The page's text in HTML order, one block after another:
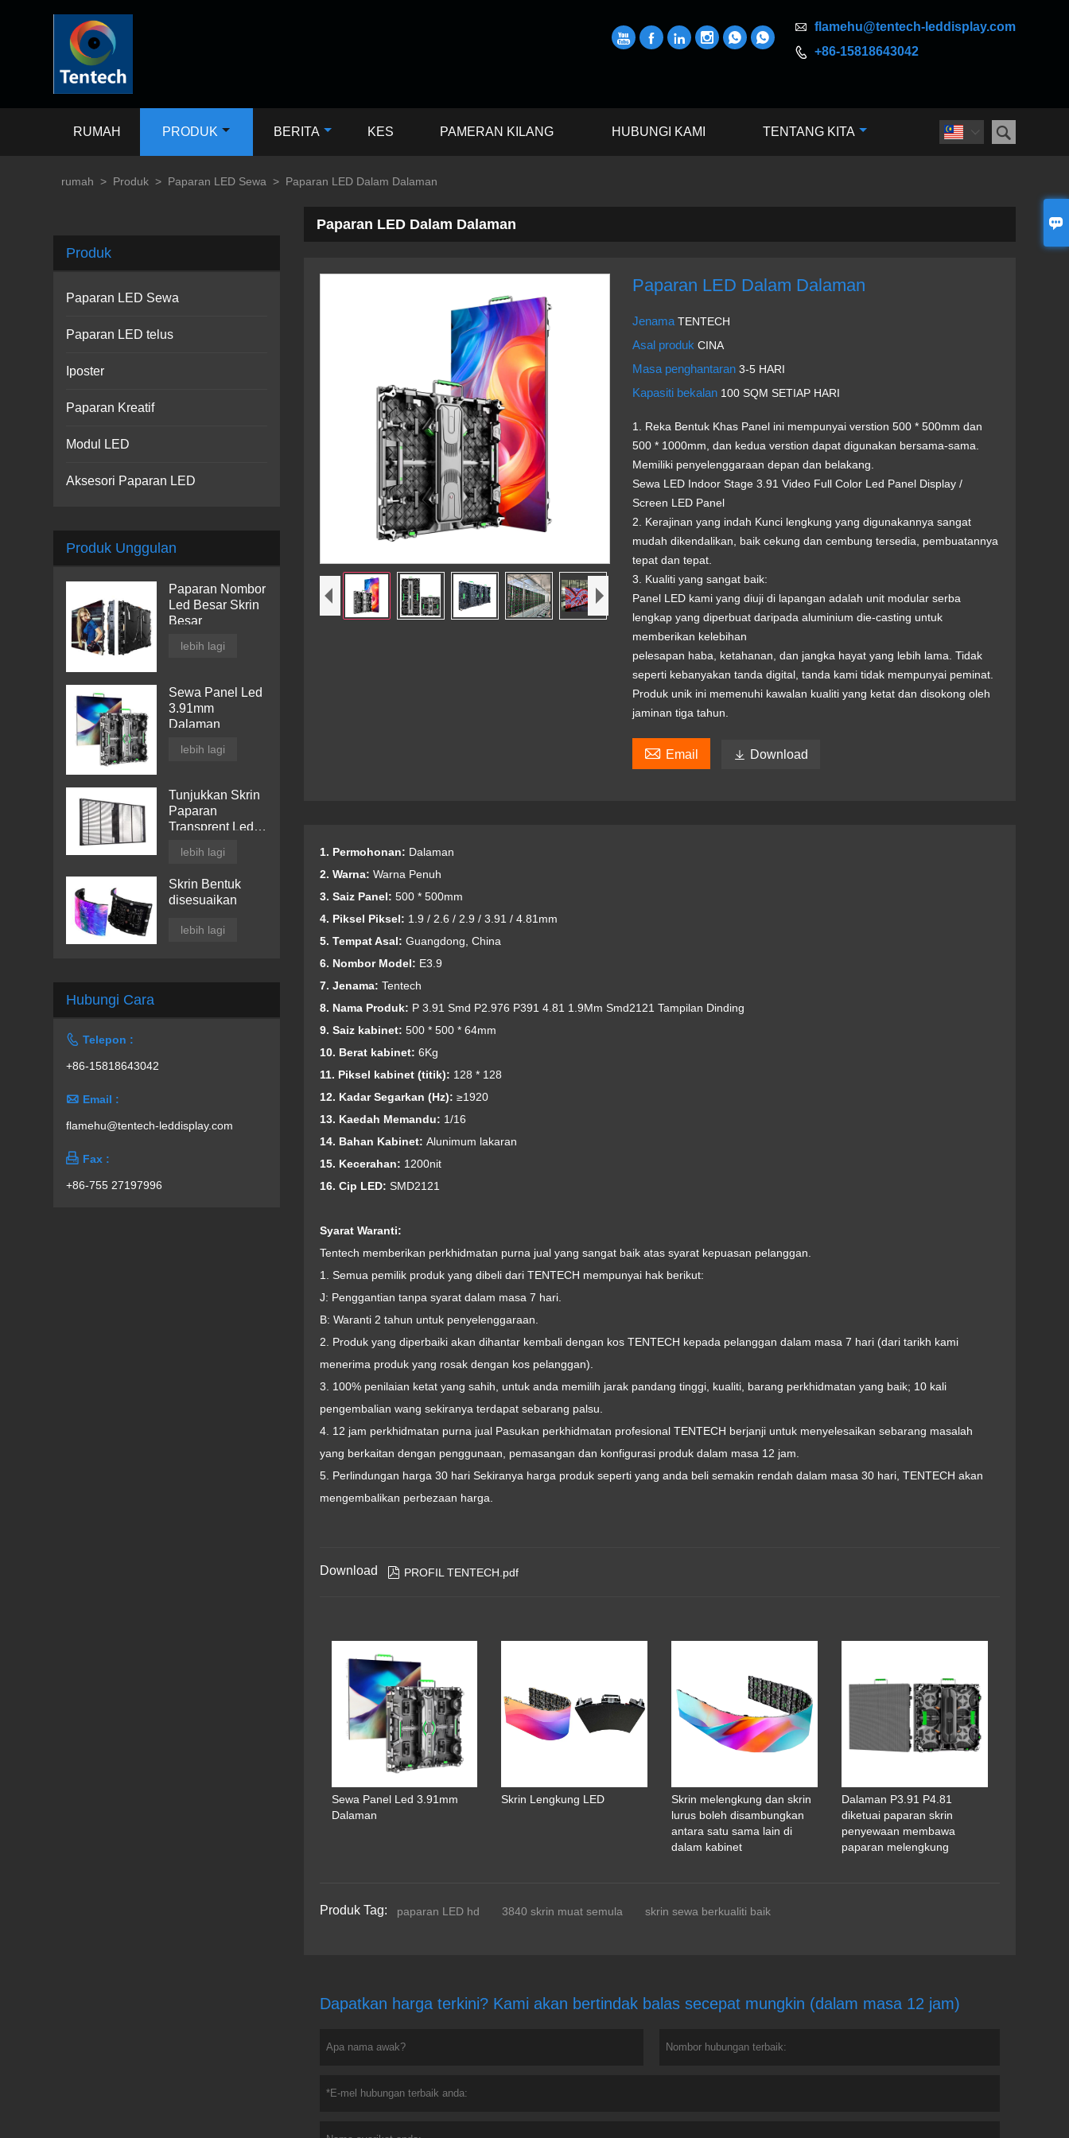

 flamehu@tentech-leddisplay.com
 +86-15818643042
     
 
RUMAH PRODUK BERITA KES PAMERAN KILANG HUBUNGI KAMI TENTANG KITA
rumah > Produk > Paparan LED Sewa > Paparan LED Dalam Dalaman
Paparan LED Dalam Dalaman
Paparan LED Dalam Dalaman
JenamaTENTECH
Asal produkCINA
Masa penghantaran3-5 HARI
Kapasiti bekalan 100 SQM SETIAP HARI
1. Reka Bentuk Khas Panel ini mempunyai verstion 500 * 500mm dan
500 * 1000mm, dan kedua verstion dapat digunakan bersama-sama.
Memiliki penyelenggaraan depan dan belakang.
Sewa LED Indoor Stage 3.91 Video Full Color Led Panel Display /
Screen LED Panel
2. Kerajinan yang indah Kunci lengkung yang digunakannya sangat
mudah dikendalikan, baik cekung dan cembung tersedia, pembuatannya
tepat dan tepat.
3. Kualiti yang sangat baik:
Panel LED kami yang diuji di lapangan adalah unit modular serba
lengkap yang diperbuat daripada aluminium die-casting untuk
memberikan kelebihan
pelesapan haba, ketahanan, dan jangka hayat yang lebih lama. Tidak
seperti kebanyakan tanda digital, tanda kami tidak mempunyai peminat.
Produk unik ini memenuhi kawalan kualiti yang ketat dan disokong oleh
jaminan tiga tahun.
 Email  Download
1. Permohonan: Dalaman
2. Warna: Warna Penuh
3. Saiz Panel: 500 * 500mm
4. Piksel Piksel: 1.9 / 2.6 / 2.9 / 3.91 / 4.81mm
5. Tempat Asal: Guangdong, China
6. Nombor Model: E3.9
7. Jenama: Tentech
8. Nama Produk: P 3.91 Smd P2.976 P391 4.81 1.9Mm Smd2121 Tampilan Dinding
9. Saiz kabinet: 500 * 500 * 64mm
10. Berat kabinet: 6Kg
11. Piksel kabinet (titik): 128 * 128
12. Kadar Segarkan (Hz): ≥1920
13. Kaedah Memandu: 1/16
14. Bahan Kabinet: Alunimum lakaran
15. Kecerahan: 1200nit
16. Cip LED: SMD2121
Syarat Waranti:
Tentech memberikan perkhidmatan purna jual yang sangat baik atas syarat kepuasan pelanggan.
1. Semua pemilik produk yang dibeli dari TENTECH mempunyai hak berikut:
J: Penggantian tanpa syarat dalam masa 7 hari.
B: Waranti 2 tahun untuk penyelenggaraan.
2. Produk yang diperbaiki akan dihantar kembali dengan kos TENTECH kepada pelanggan dalam masa 7 hari (dari tarikh kami
menerima produk yang rosak dengan kos pelanggan).
3. 100% penilaian ketat yang sahih, untuk anda memilih jarak pandang tinggi, kualiti, barang perkhidmatan yang baik; 10 kali
pengembalian wang sekiranya terdapat sebarang palsu.
4. 12 jam perkhidmatan purna jual Pasukan perkhidmatan profesional TENTECH berjanji untuk menyelesaikan sebarang masalah
yang berkaitan dengan penggunaan, pemasangan dan konfigurasi produk dalam masa 12 jam.
5. Perlindungan harga 30 hari Sekiranya harga produk seperti yang anda beli semakin rendah dalam masa 30 hari, TENTECH akan
mengembalikan perbezaan harga.
Download  PROFIL TENTECH.pdf
Sewa Panel Led 3.91mm
Dalaman
Skrin Lengkung LED
Skrin melengkung dan skrin
lurus boleh disambungkan
antara satu sama lain di
dalam kabinet
Dalaman P3.91 P4.81
diketuai paparan skrin
penyewaan membawa
paparan melengkung
Produk Tag: paparan LED hd 3840 skrin muat semula skrin sewa berkualiti baik
Dapatkan harga terkini? Kami akan bertindak balas secepat mungkin (dalam masa 12 jam)
Produk
Paparan LED Sewa
Paparan LED telus
Iposter
Paparan Kreatif
Modul LED
Aksesori Paparan LED
Produk Unggulan
Paparan Nombor
Led Besar Skrin
Besar
lebih lagi
Sewa Panel Led
3.91mm
Dalaman
lebih lagi
Tunjukkan Skrin
Paparan
Transprent Led
lebih lagi
Skrin Bentuk
disesuaikan
lebih lagi
Hubungi Cara
 Telepon :
+86-15818643042
 Email :
flamehu@tentech-leddisplay.com
 Fax :
+86-755 27197996